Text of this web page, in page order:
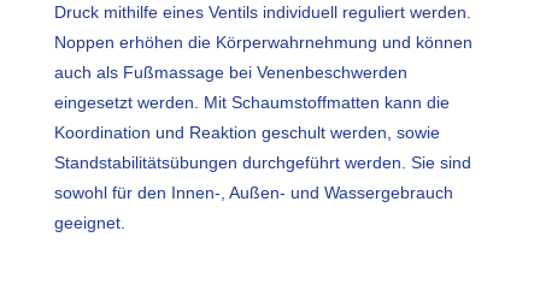
Druck mithilfe eines Ventils individuell reguliert werden.
Noppen erhöhen die Körperwahrnehmung und können
auch als Fußmassage bei Venenbeschwerden
eingesetzt werden. Mit Schaumstoffmatten kann die
Koordination und Reaktion geschult werden, sowie
Standstabilitätsübungen durchgeführt werden. Sie sind
sowohl für den Innen-, Außen- und Wassergebrauch
geeignet.